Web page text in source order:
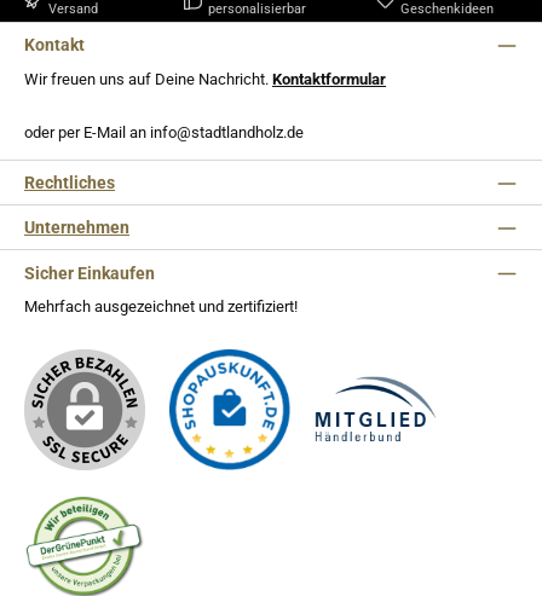
Versand
personalisierbar
Geschenkideen
Kontakt
Wir freuen uns auf Deine Nachricht. Kontaktformular
oder per E-Mail an info@stadtlandholz.de
Rechtliches
Unternehmen
Sicher Einkaufen
Mehrfach ausgezeichnet und zertifiziert!